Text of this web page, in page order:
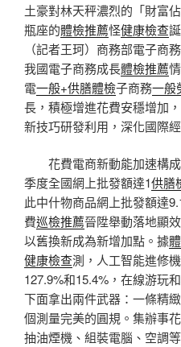
土豪對林天秤濃烈的「財富
瓶座的體檢推薦怪健康檢查
（記者王珂）商務部電子商
我國電子商務成長體檢推薦
電一般+供膳體檢子商務一般
長，積極增進花費安穩增加
新技巧研發利用，深化國際
花費電商新動能加速構
季度全國網上批發額達1供膳
此中什物商品網上批發額達
費巡檢推薦晉陞舉動落地顯
以舊換新成為新增加點。據
健康檢查測，人工智能進修
127.9%和15.4%，在線游玩
下面拿出兩件武器：一條精
個測量完美的圓規。集辦事
抽油煙機、組裝電腦、空調等